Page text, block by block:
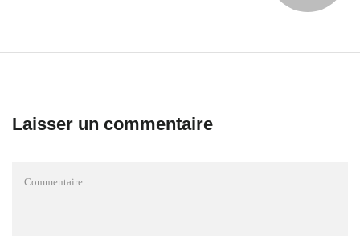
Laisser un commentaire